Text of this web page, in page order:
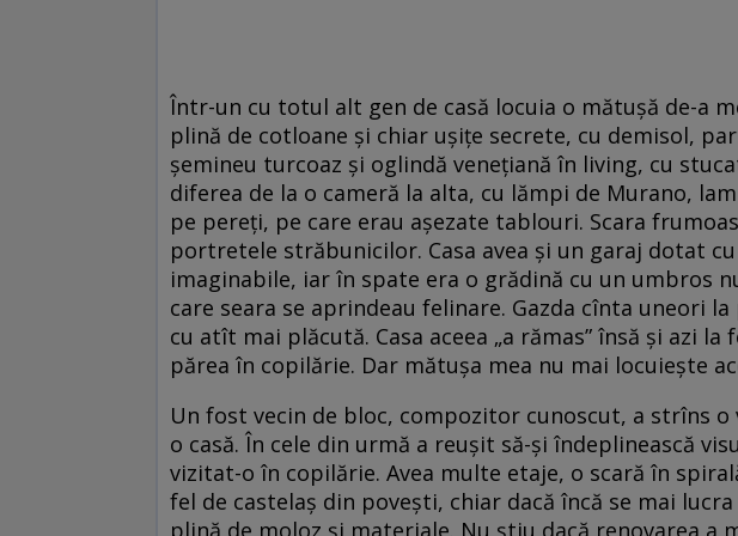
Într-un cu totul alt gen de casă locuia o mătușă de-a
plină de cotloane și chiar ușițe secrete, cu demisol,
șemineu turcoaz și oglindă venețiană în living, cu
diferea de la o cameră la alta, cu lămpi de Murano,
pe pereți, pe care erau așezate tablouri. Scara
portretele străbunicilor. Casa avea și un garaj dotat
imaginabile, iar în spate era o grădină cu un umbros
care seara se aprindeau felinare. Gazda cînta uneori
cu atît mai plăcută. Casa aceea „a rămas” însă și azi
părea în copilărie. Dar mătușa mea nu mai locuiește
Un fost vecin de bloc, compozitor cunoscut, a strîns
o casă. În cele din urmă a reușit să-și îndeplinească
vizitat-o în copilărie. Avea multe etaje, o scară în
fel de castelaș din povești, chiar dacă încă se mai
plină de moloz și materiale. Nu știu dacă renovarea a